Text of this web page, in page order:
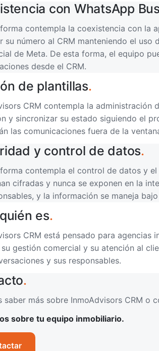
con WhatsApp
contempla la coexistencia con la
su número al CRM manteniendo el
de Meta. De esta forma, el equipo
desde el CRM.
de plantillas.
CRM contempla la administración
y sincronizar su estado siguiendo el
las comunicaciones fuera de la
y control de datos.
contempla el control de datos y
cifradas y nunca se exponen en la
y la información se maneja
es.
CRM está pensado para agencias
gestión comercial y su atención al
y sus responsables.
.
saber más sobre InmoAdvisors CRM
sobre tu equipo inmobiliario.